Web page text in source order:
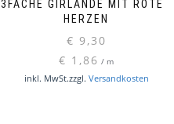
3FACHE GIRLANDE MIT ROTEN
HERZEN
€ 9,30
€ 1,86 / m
inkl. MwSt.zzgl. Versandkosten